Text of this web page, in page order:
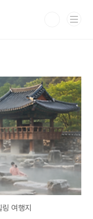
여행지